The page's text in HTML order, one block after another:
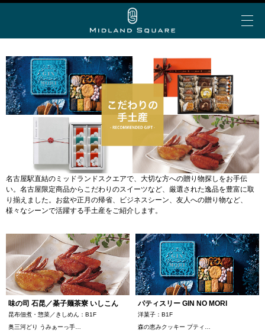
イベント＆トピックス
お知らせ
ビアガーデン
My Story vol.69 デジタ
ルブック
アトリウムコンサート
ミッドランド 夏グルメ
ミッドランド ランチ
ミッドランド 会食・接待
こだわりの手土産
半券de得シネマ＆ゴールド/プラチナ会員限定サービ
ス
Web MyStory
ミッドランド スクエア プレミアムマガジンにWeb版
が登場しました！
広報ブログ
イベント情報、ショップ最新情報を中心に様々な角度
からミッドランドを綴ってまいります。
ショップ＆レストランを探す
フロアで探す
カテゴリで探す
50音で探す
ショップ&レストラン
ミッドランド スクエア シネマ
トヨタ自動車ショールーム
スカイプロムナード
スカイホールそら
ミッドランドホール・会議室
銀行・証券・ATM 旅行代理店
クリニック スクール
公共交通機関でお越しの方
空港からお越しの方
自転車でお越しの方
駐車場・駐輪場
パブリックサービス
駐車場・駐輪場
エレベーター・エスカレーター
トップ
ランク別サービス内容
ご登録手順
総合インフォメーション
English 简体 繁體
名古屋駅直結のミッドランドスクエアで、大切な方への贈り物探しをお手伝
い。名古屋限定商品からこだわりのスイーツなど、厳選された逸品を豊富に取
り揃えました。お盆や正月の帰省、ビジネスシーン、友人への贈り物など、
様々なシーンで活躍する手土産をご紹介します。
味の司 石昆／棊子麺茶寮 いしこん
昆布佃煮・惣菜／きしめん：B1F
奥三河どり うみぁーっ手…
パティスリー GIN NO MORI
洋菓子：B1F
森の恵みクッキー プティ…